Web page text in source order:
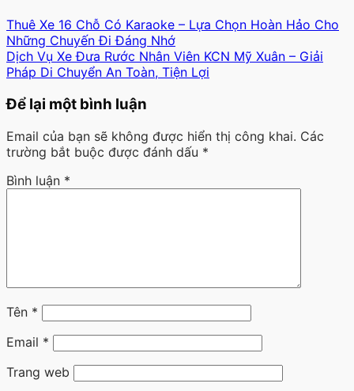
Thuê Xe 16 Chỗ Có Karaoke – Lựa Chọn Hoàn Hảo Cho
Những Chuyến Đi Đáng Nhớ
Dịch Vụ Xe Đưa Rước Nhân Viên KCN Mỹ Xuân – Giải
Pháp Di Chuyển An Toàn, Tiện Lợi
Để lại một bình luận
Email của bạn sẽ không được hiển thị công khai. Các
trường bắt buộc được đánh dấu *
Bình luận *
Tên *
Email *
Trang web